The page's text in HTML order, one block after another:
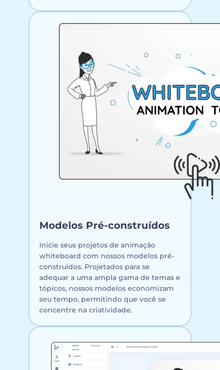
Modelos Pré-construídos
Inicie seus projetos de animação
whiteboard com nossos modelos pré-
construídos. Projetados para se
adequar a uma ampla gama de temas e
tópicos, nossos modelos economizam
seu tempo, permitindo que você se
concentre na criatividade.